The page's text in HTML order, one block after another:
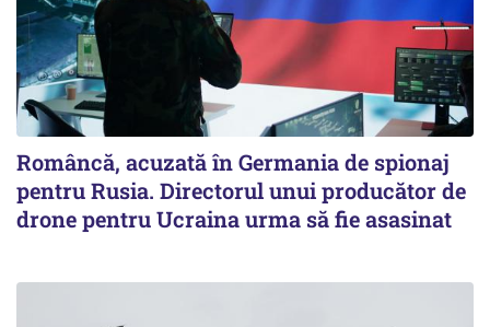
Româncă, acuzată în Germania de spionaj
pentru Rusia. Directorul unui producător de
drone pentru Ucraina urma să fie asasinat